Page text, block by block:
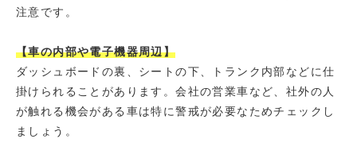
注意です。
【車の内部や電子機器周辺】
ダッシュボードの裏、シートの下、トランク内部などに仕
掛けられることがあります。会社の営業車など、社外の人
が触れる機会がある車は特に警戒が必要なためチェックし
ましょう。